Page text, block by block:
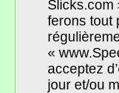
Slicks.com
ferons tout
«
acceptez
jour et/ou